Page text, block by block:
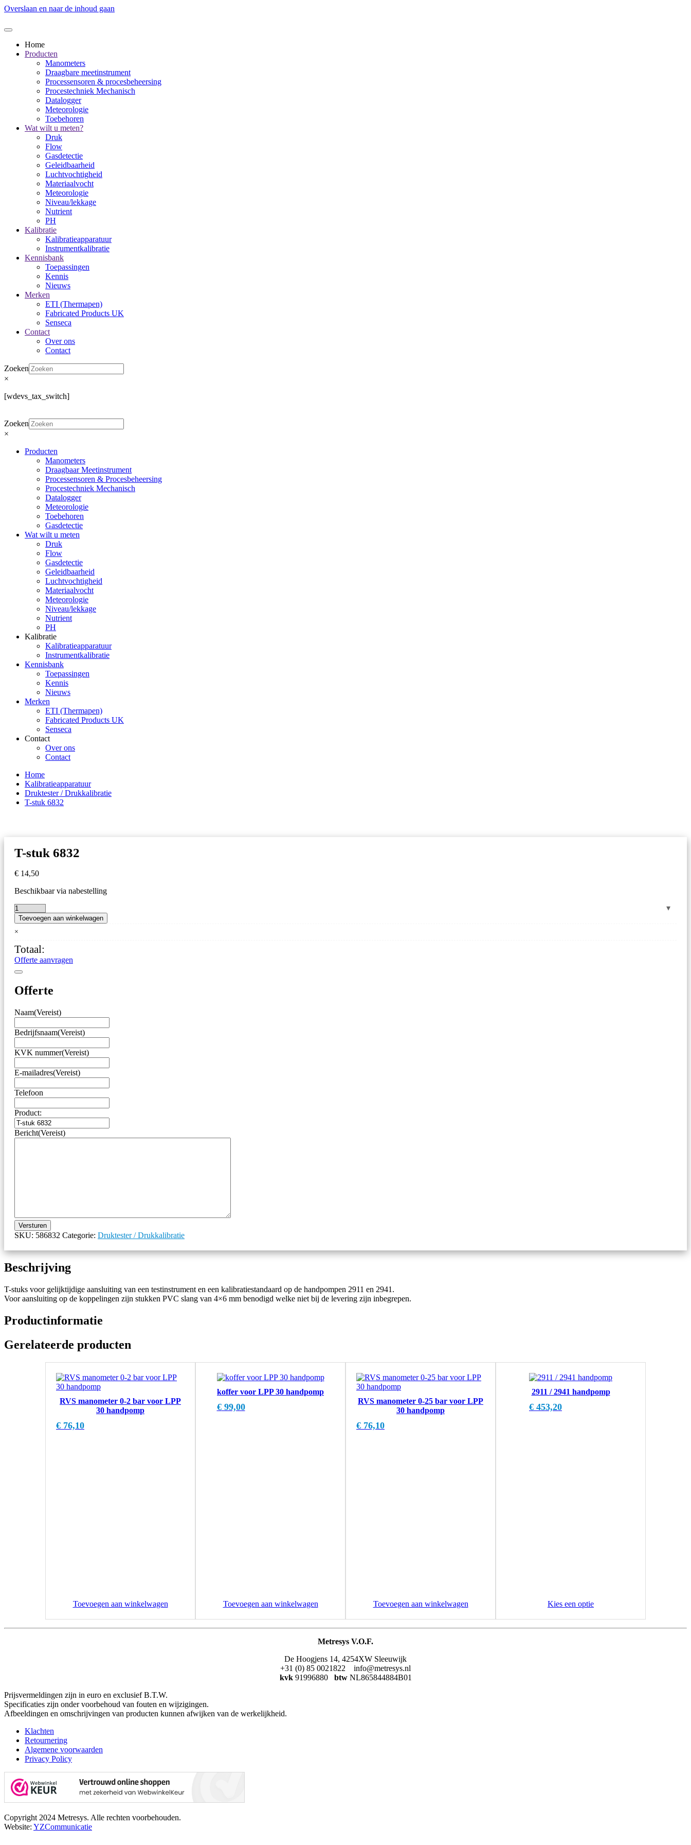
Overslaan en naar de inhoud gaan
Home
Producten
Manometers
Draagbare meetinstrument
Processensoren & procesbeheersing
Procestechniek Mechanisch
Datalogger
Meteorologie
Toebehoren
Wat wilt u meten?
Druk
Flow
Gasdetectie
Geleidbaarheid
Luchtvochtigheid
Materiaalvocht
Meteorologie
Niveau/lekkage
Nutrient
PH
Kalibratie
Kalibratieapparatuur
Instrumentkalibratie
Kennisbank
Toepassingen
Kennis
Nieuws
Merken
ETI (Thermapen)
Fabricated Products UK
Senseca
Contact
Over ons
Contact
Zoeken
×
[wdevs_tax_switch]
Zoeken
×
Producten
Manometers
Draagbaar Meetinstrument
Processensoren & Procesbeheersing
Procestechniek Mechanisch
Datalogger
Meteorologie
Toebehoren
Gasdetectie
Wat wilt u meten
Druk
Flow
Gasdetectie
Geleidbaarheid
Luchtvochtigheid
Materiaalvocht
Meteorologie
Niveau/lekkage
Nutrient
PH
Kalibratie
Kalibratieapparatuur
Instrumentkalibratie
Kennisbank
Toepassingen
Kennis
Nieuws
Merken
ETI (Thermapen)
Fabricated Products UK
Senseca
Contact
Over ons
Contact
Home
Kalibratieapparatuur
Druktester / Drukkalibratie
T-stuk 6832
T-stuk 6832
€ 14,50
Beschikbaar via nabestelling
T-
stuk
6832
Toevoegen aan winkelwagen
×
Totaal:
Offerte aanvragen
Offerte
Naam(Vereist)
Bedrijfsnaam(Vereist)
KVK nummer(Vereist)
E-mailadres(Vereist)
Telefoon
Product:
Bericht(Vereist)
Versturen
SKU: 586832 Categorie: Druktester / Drukkalibratie
Beschrijving
T-stuks voor gelijktijdige aansluiting van een testinstrument en een kalibratiestandaard op de handpompen 2911 en 2941.
Voor aansluiting op de koppelingen zijn stukken PVC slang van 4×6 mm benodigd welke niet bij de levering zijn inbegrepen.
Productinformatie
Gerelateerde producten
RVS manometer 0-2 bar voor LPP
30 handpomp
€ 76,10
Toevoegen aan winkelwagen
koffer voor LPP 30 handpomp
€99,00
Toevoegen aan winkelwagen
RVS manometer 0-25 bar voor LPP
30 handpomp
€ 76,10
Toevoegen aan winkelwagen
2911 / 2941 handpomp
€ 453,20
Kies een optie
Metresys V.O.F.
De Hoogjens 14, 4254XW Sleeuwijk
+31 (0) 85 0021822 info@metresys.nl
kvk 91996880 btw NL865844884B01
Prijsvermeldingen zijn in euro en exclusief B.T.W.
Specificaties zijn onder voorbehoud van fouten en wijzigingen.
Afbeeldingen en omschrijvingen van producten kunnen afwijken van de werkelijkheid.
Klachten
Retournering
Algemene voorwaarden
Privacy Policy
Copyright 2024 Metresys. Alle rechten voorbehouden.
Website: YZCommunicatie